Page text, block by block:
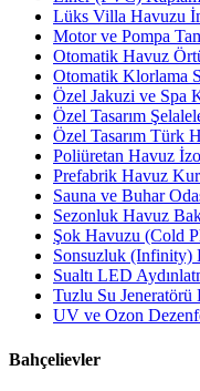
Lüks Villa Havuzu
Motor ve Pompa
Otomatik Havuz
Otomatik Klorlama
Özel Jakuzi ve Spa
Özel Tasarım
Özel Tasarım Türk
Poliüretan Havuz
Prefabrik Havuz
Sauna ve Buhar
Sezonluk Havuz
Şok Havuzu (Cold
Sonsuzluk (Infinity)
Sualtı LED
Tuzlu Su Jeneratörü
UV ve Ozon
Bahçelievler